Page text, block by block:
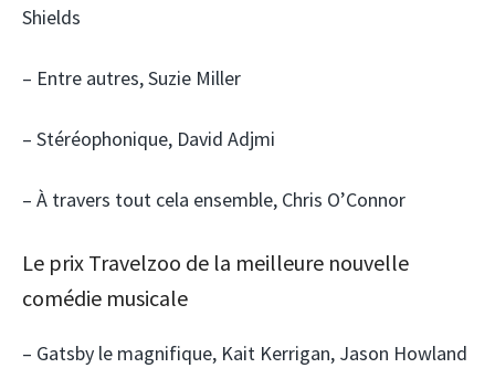
Shields
– Entre autres, Suzie Miller
– Stéréophonique, David Adjmi
– À travers tout cela ensemble, Chris O’Connor
Le prix Travelzoo de la meilleure nouvelle
comédie musicale
– Gatsby le magnifique, Kait Kerrigan, Jason Howland